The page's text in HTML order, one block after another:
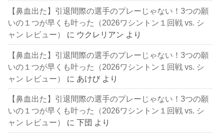
【鼻血出た】引退間際の選手のプレーじゃない！3つの願
いの１つが早くも叶った（2026ワシントン１回戦 vs. シ
ャン レビュー）
に ウクレリアン より
【鼻血出た】引退間際の選手のプレーじゃない！3つの願
いの１つが早くも叶った（2026ワシントン１回戦 vs. シ
ャン レビュー）
に あけび より
【鼻血出た】引退間際の選手のプレーじゃない！3つの願
いの１つが早くも叶った（2026ワシントン１回戦 vs. シ
ャン レビュー）
に下団 より